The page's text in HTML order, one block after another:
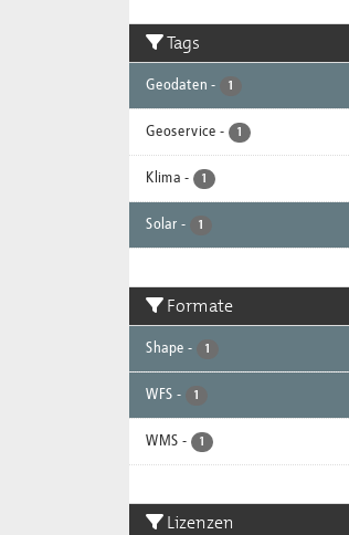
Tags
Geodaten - 1
Geoservice - 1
Klima - 1
Solar - 1
Formate
Shape - 1
WFS - 1
WMS - 1
Lizenzen